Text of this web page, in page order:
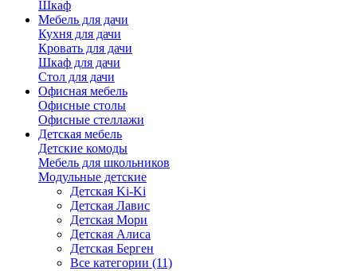
Шкаф
Мебель для дачи
Кухня для дачи
Кровать для дачи
Шкаф для дачи
Стол для дачи
Офисная мебель
Офисные столы
Офисные стеллажи
Детская мебель
Детские комоды
Мебель для школьников
Модульные детские
Детская Ki-Ki
Детская Лавис
Детская Мори
Детская Алиса
Детская Берген
Все категории (11)